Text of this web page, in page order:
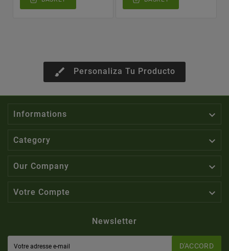
brush Personaliza Tu Producto
Informations 
Category 
Our Company 
Votre Compte 
Newsletter
D'ACCORD